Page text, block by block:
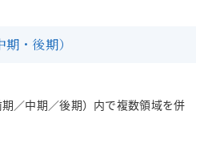
・後期）
／中期／後期）内で複数領域を併